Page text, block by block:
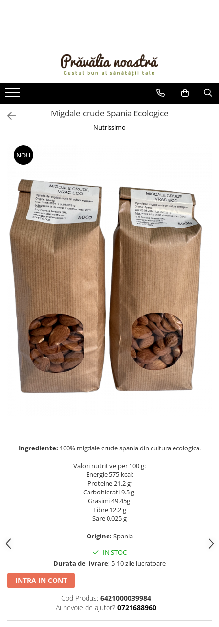
ULEIURI ȘI UNTURI
MĂSLINE
NUCI ȘI SEMINȚE
FRUCTE DESHIDRATATE
FRUCTE LA CONSERVĂ
OȚETURI ȘI SOSURI
FĂINĂ FĂRĂ GLUTEN
BĂUTURI / LAPTE VEGETAL
OREZ ȘI CEREALE
PASTE
CREME ȘI PASTE TARTINABILE
CONDIMENTE
CEAIURI GRECEȘTI
CIOCOLATĂ ȘI CACAO
HEALTHY SNACKS
SUPERALIMENTE
LACTATE
BACANIE
PRODUSE ECO / ORGANICE
PRODUSE ROMÂNEȘTI
COSMETICE
REMEDII NATURISTE
Migdale crude Spania Ecologice
Nutrissimo
NOU
Ingrediente: 100% migdale crude spania din cultura ecologica.
Valori nutritive per 100 g:
Energie 575 kcal;
Proteine 21.2 g;
Carbohidrati 9.5 g
Grasimi 49.45g
Fibre 12.2 g
Sare 0.025 g
Origine: Spania
IN STOC
Durata de livrare: 5-10 zile lucratoare
INTRA IN CONT
Cod Produs: 6421000039984
Ai nevoie de ajutor? 0721688960